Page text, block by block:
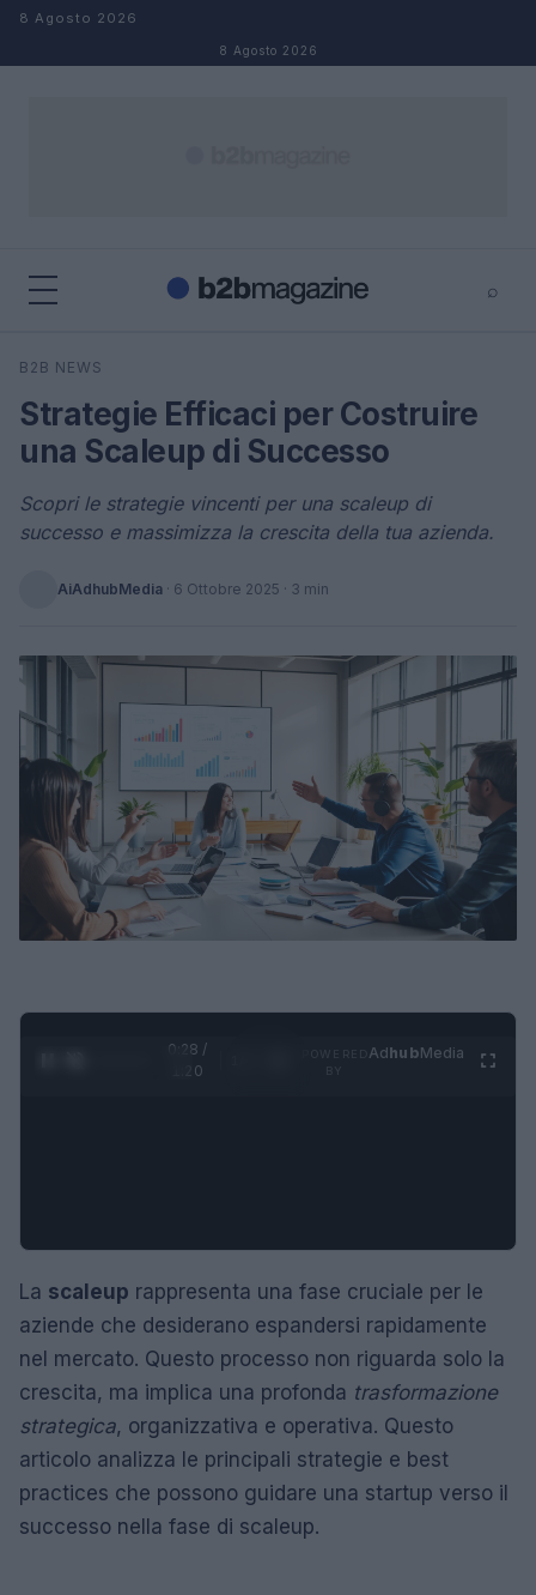
Salta al contenuto
8 Agosto 2026
8 Agosto 2026
⌕
Cerca
B2B NEWS
Strategie Efficaci per Costruire
una Scaleup di Successo
Scopri le strategie vincenti per una scaleup di
successo e massimizza la crescita della tua azienda.
AiAdhubMedia · 6 Ottobre 2025 · 3 min
0:28 /
1:20
AdhubMedia
La scaleup rappresenta una fase cruciale per le
aziende che desiderano espandersi rapidamente
nel mercato. Questo processo non riguarda solo la
crescita, ma implica una profonda trasformazione
strategica, organizzativa e operativa. Questo
articolo analizza le principali strategie e best
practices che possono guidare una startup verso il
successo nella fase di scaleup.